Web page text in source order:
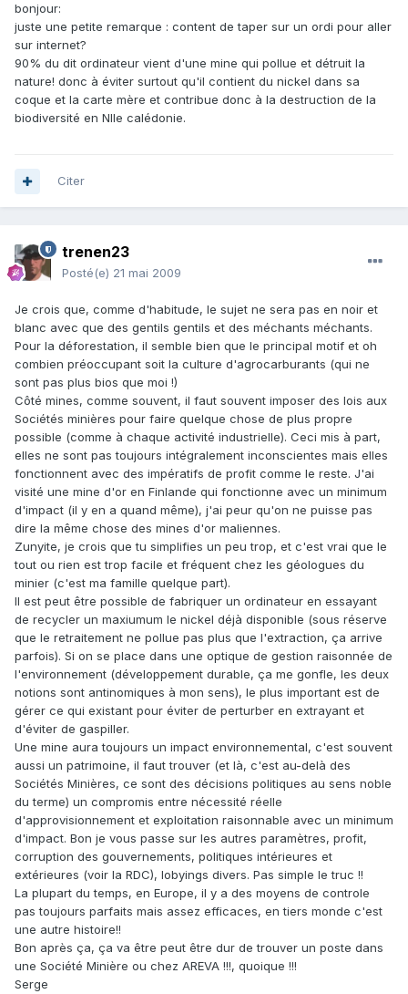
bonjour:
juste une petite remarque : content de taper sur un ordi pour aller
sur internet?
90% du dit ordinateur vient d'une mine qui pollue et détruit la
nature! donc à éviter surtout qu'il contient du nickel dans sa
coque et la carte mère et contribue donc à la destruction de la
biodiversité en Nlle calédonie.
Citer
trenen23
Posté(e) 21 mai 2009
Je crois que, comme d'habitude, le sujet ne sera pas en noir et
blanc avec que des gentils gentils et des méchants méchants.
Pour la déforestation, il semble bien que le principal motif et oh
combien préoccupant soit la culture d'agrocarburants (qui ne
sont pas plus bios que moi !)
Côté mines, comme souvent, il faut souvent imposer des lois aux
Sociétés minières pour faire quelque chose de plus propre
possible (comme à chaque activité industrielle). Ceci mis à part,
elles ne sont pas toujours intégralement inconscientes mais elles
fonctionnent avec des impératifs de profit comme le reste. J'ai
visité une mine d'or en Finlande qui fonctionne avec un minimum
d'impact (il y en a quand même), j'ai peur qu'on ne puisse pas
dire la même chose des mines d'or maliennes.
Zunyite, je crois que tu simplifies un peu trop, et c'est vrai que le
tout ou rien est trop facile et fréquent chez les géologues du
minier (c'est ma famille quelque part).
Il est peut être possible de fabriquer un ordinateur en essayant
de recycler un maxiumum le nickel déjà disponible (sous réserve
que le retraitement ne pollue pas plus que l'extraction, ça arrive
parfois). Si on se place dans une optique de gestion raisonnée de
l'environnement (développement durable, ça me gonfle, les deux
notions sont antinomiques à mon sens), le plus important est de
gérer ce qui existant pour éviter de perturber en extrayant et
d'éviter de gaspiller.
Une mine aura toujours un impact environnemental, c'est souvent
aussi un patrimoine, il faut trouver (et là, c'est au-delà des
Sociétés Minières, ce sont des décisions politiques au sens noble
du terme) un compromis entre nécessité réelle
d'approvisionnement et exploitation raisonnable avec un minimum
d'impact. Bon je vous passe sur les autres paramètres, profit,
corruption des gouvernements, politiques intérieures et
extérieures (voir la RDC), lobyings divers. Pas simple le truc !!
La plupart du temps, en Europe, il y a des moyens de controle
pas toujours parfaits mais assez efficaces, en tiers monde c'est
une autre histoire!!
Bon après ça, ça va être peut être dur de trouver un poste dans
une Société Minière ou chez AREVA !!!, quoique !!!
Serge